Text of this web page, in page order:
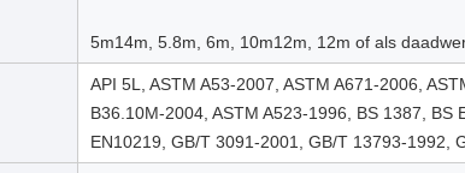
5m14m, 5.8m, 6m, 10m12m, 12m of als
API 5L, ASTM A53-2007, ASTM A671-2006,
B36.10M-2004, ASTM A523-1996, BS 1387, BS
EN10219, GB/T 3091-2001, GB/T 13793-1992,